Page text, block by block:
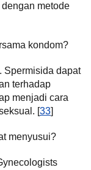
metode
kondom?
Spermisida dapat
terhadap
menjadi cara
[33]
menyusui?